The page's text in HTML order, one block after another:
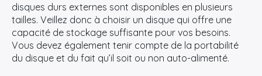
disques durs externes sont disponibles en plusieurs
tailles. Veillez donc à choisir un disque qui offre une
capacité de stockage suffisante pour vos besoins.
Vous devez également tenir compte de la portabilité
du disque et du fait qu’il soit ou non auto-alimenté.